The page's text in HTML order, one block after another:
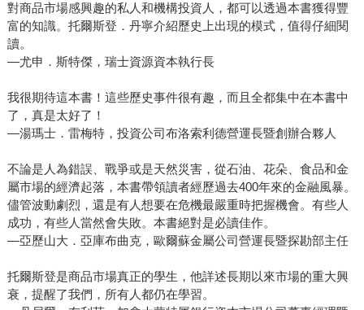
對商品市場感興趣的私人和機構投資人，都可以透過本書獲得豐
富的知識。托爾斯登．丹寧介紹歷史上出現的模式，值得仔細閱
讀。
—尤申．斯特傑，瑞士資源資本執行長
我很期待這本書！這些歷史事件很有趣，而且全都集中在本書中
了，真是太好了！
—湯瑪士．雷梅特，投資公司布洛索利德營運長暨創辦合夥人
不論是人為錯誤、戰爭或是天然災害，從石油、花朵、食品和金
屬市場的經濟起落，本書帶領讀者經歷過去400年來的金融風暴。
儘管波動劇烈，還是有人想要在危機最嚴重時把握機會。有些人
成功，有些人當然會失敗。本書絕對是必讀佳作。
—亞歷山大．亞庫布曲克，歐爾蘇金屬公司營運長暨探勘部主任
托爾斯登是商品市場真正的學生，他詳述長期以來市場的重大興
衰，提醒了我們，所有人都仍在學習。